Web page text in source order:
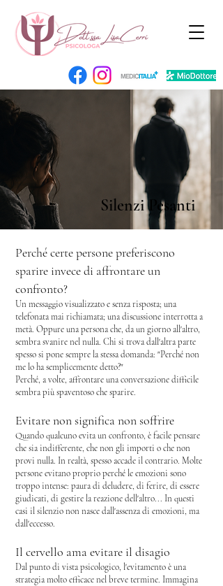
Silenzi Pesanti
Perché certe persone preferiscono
sparire invece di affrontare un
confronto?
Un messaggio visualizzato e senza risposta; una
telefonata mai richiamata; una discussione interrotta a
metà. Oppure una persona che, da un giorno all'altro,
sembra svanire nel nulla. Chi si trova dall'altra parte
spesso si pone sempre la stessa domanda: "Perché non
me lo ha semplicemente detto?"
Perché, a volte, affrontare una conversazione difficile
sembra più spaventoso che sparire.
Evitare non significa non soffrire
Quando qualcuno evita un confronto, è facile pensare
che sia indifferente, che non gli importi o che non
provi nulla. In realtà, spesso accade il contrario. Molte
persone evitano proprio perché le emozioni sono
troppo intense: paura di deludere, di ferire, di essere
giudicati, di gestire la reazione dell'altro... In questi
casi il silenzio non nasce dall'assenza di emozioni, ma
dall'eccesso.
Il cervello ama evitare il disagio
Dal punto di vista psicologico, l'evitamento è una
strategia molto efficace nel breve termine. Immagina